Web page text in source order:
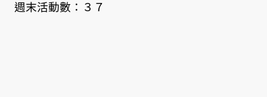
週末活動數：３７